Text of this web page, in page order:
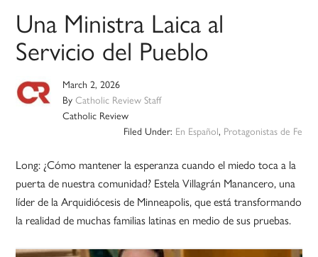
Una Ministra Laica al
Servicio del Pueblo
March 2, 2026
ByCatholic Review Staff
Catholic Review
Filed Under: En Español, Protagonistas de Fe
Long: ¿Cómo mantener la esperanza cuando el miedo toca a la
puerta de nuestra comunidad? Estela Villagrán Manancero, una
líder de la Arquidiócesis de Minneapolis, que está transformando
la realidad de muchas familias latinas en medio de sus pruebas.